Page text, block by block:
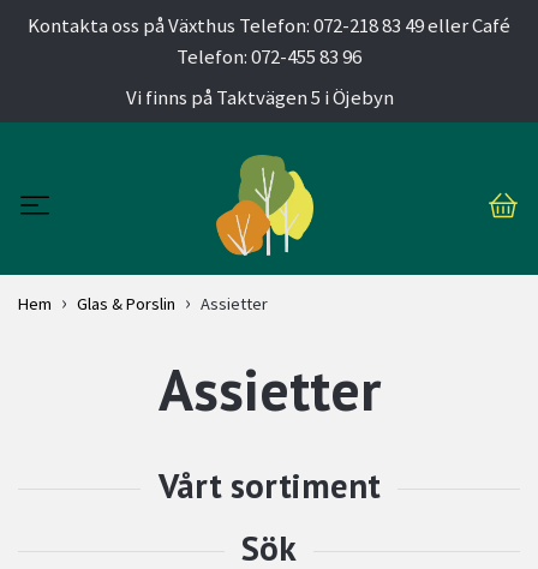
Kontakta oss på Växthus Telefon: 072-218 83 49 eller Café
Telefon: 072-455 83 96
Vi finns på Taktvägen 5 i Öjebyn
Hem Glas & Porslin Assietter
Assietter